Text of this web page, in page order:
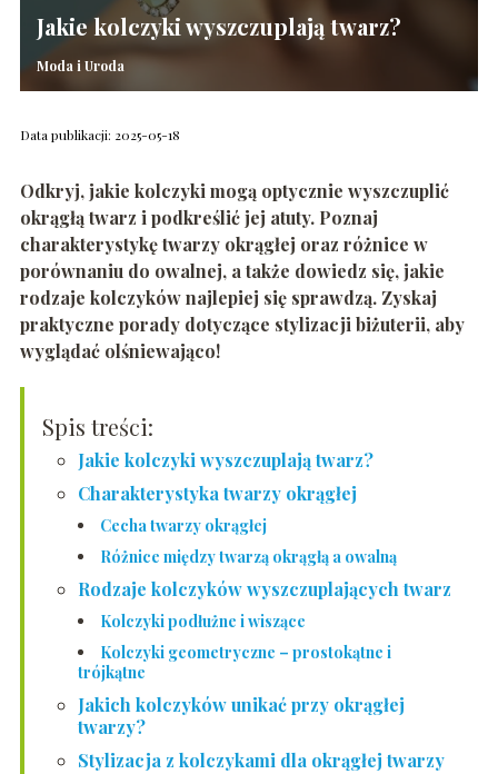
Jakie kolczyki wyszczuplają twarz?
Moda i Uroda
Data publikacji: 2025-05-18
Odkryj, jakie kolczyki mogą optycznie wyszczuplić
okrągłą twarz i podkreślić jej atuty. Poznaj
charakterystykę twarzy okrągłej oraz różnice w
porównaniu do owalnej, a także dowiedz się, jakie
rodzaje kolczyków najlepiej się sprawdzą. Zyskaj
praktyczne porady dotyczące stylizacji biżuterii, aby
wyglądać olśniewająco!
Spis treści:
Jakie kolczyki wyszczuplają twarz?
Charakterystyka twarzy okrągłej
Cecha twarzy okrągłej
Różnice między twarzą okrągłą a owalną
Rodzaje kolczyków wyszczuplających twarz
Kolczyki podłużne i wiszące
Kolczyki geometryczne – prostokątne i
trójkątne
Jakich kolczyków unikać przy okrągłej
twarzy?
Stylizacja z kolczykami dla okrągłej twarzy